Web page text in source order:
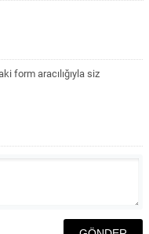
form aracılığıyla siz